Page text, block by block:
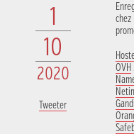
1
10
2020
Tweeter
chez
OVH
Gandi